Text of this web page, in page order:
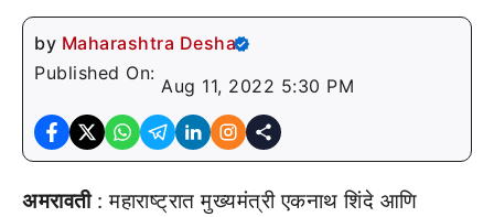
by Maharashtra Desha
Published On:
Aug 11, 2022 5:30 PM
अमरावती: महाराष्ट्रात मुख्यमंत्री एकनाथ शिंदे आणि